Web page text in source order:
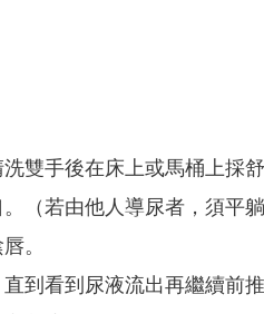
雙手後在床上或馬桶上採
（若由他人導尿者，須平
。
到看到尿液流出再繼續前